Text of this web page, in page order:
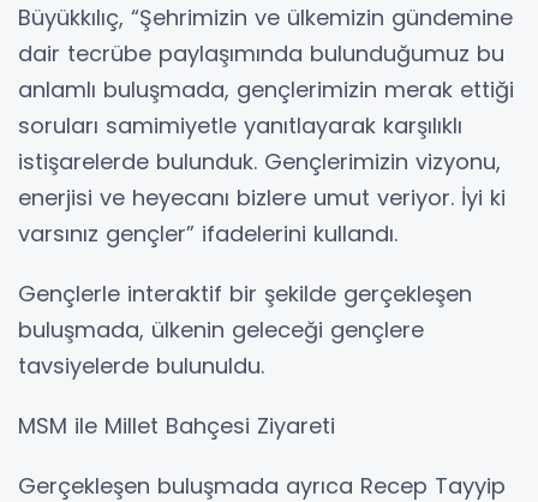
Büyükkılıç, “Şehrimizin ve ülkemizin gündemine
dair tecrübe paylaşımında bulunduğumuz bu
anlamlı buluşmada, gençlerimizin merak ettiği
soruları samimiyetle yanıtlayarak karşılıklı
istişarelerde bulunduk. Gençlerimizin vizyonu,
enerjisi ve heyecanı bizlere umut veriyor. İyi ki
varsınız gençler” ifadelerini kullandı.
Gençlerle interaktif bir şekilde gerçekleşen
buluşmada, ülkenin geleceği gençlere
tavsiyelerde bulunuldu.
MSM ile Millet Bahçesi Ziyareti
Gerçekleşen buluşmada ayrıca Recep Tayyip